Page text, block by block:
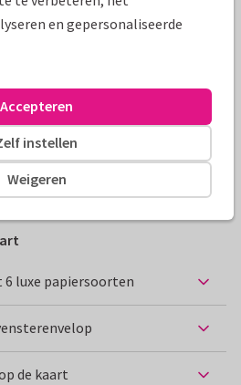
naar wens aan te passen
Marjoleins Creations
6 luxe papiersoorten
de kaart
en gepersonaliseerde
Weigeren
instellen
Accepteren